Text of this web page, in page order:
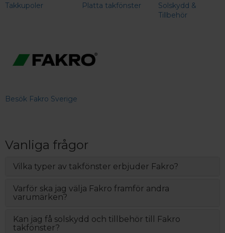
Takkupoler Platta takfönster
Solskydd &
Tillbehör
Besök Fakro Sverige
Vanliga frågor
Vilka typer av takfönster erbjuder Fakro?
Varför ska jag välja Fakro framför andra
varumärken?
Kan jag få solskydd och tillbehör till Fakro
takfönster?